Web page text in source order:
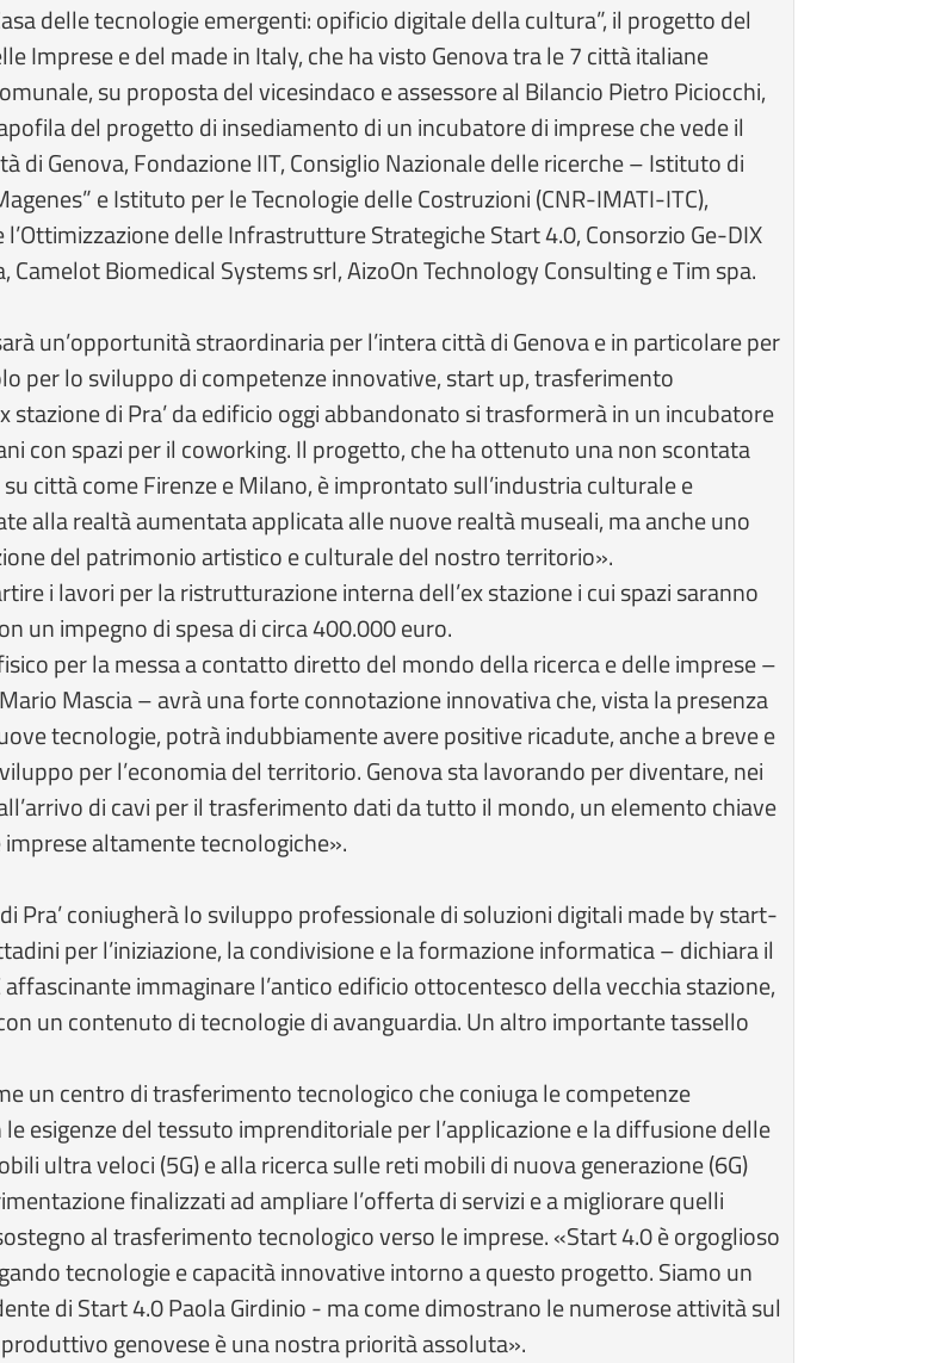
delle tecnologie emergenti: opificio digitale della cultura”, il progetto del
Imprese e del made in Italy, che ha visto Genova tra le 7 città italiane
su proposta del vicesindaco e assessore al Bilancio Pietro Piciocchi,
del progetto di insediamento di un incubatore di imprese che vede il
Genova, Fondazione IIT, Consiglio Nazionale delle ricerche – Istituto di
e Istituto per le Tecnologie delle Costruzioni (CNR-IMATI-ITC),
delle Infrastrutture Strategiche Start 4.0, Consorzio Ge-DIX
Camelot Biomedical Systems srl, AizoOn Technology Consulting e Tim spa.
un’opportunità straordinaria per l’intera città di Genova e in particolare per
per lo sviluppo di competenze innovative, start up, trasferimento
di Pra’ da edificio oggi abbandonato si trasformerà in un incubatore
con spazi per il coworking. Il progetto, che ha ottenuto una non scontata
città come Firenze e Milano, è improntato sull’industria culturale e
alla realtà aumentata applicata alle nuove realtà museali, ma anche uno
del patrimonio artistico e culturale del nostro territorio».
i lavori per la ristrutturazione interna dell’ex stazione i cui spazi saranno
un impegno di spesa di circa 400.000 euro.
per la messa a contatto diretto del mondo della ricerca e delle imprese –
Mascia – avrà una forte connotazione innovativa che, vista la presenza
tecnologie, potrà indubbiamente avere positive ricadute, anche a breve e
per l’economia del territorio. Genova sta lavorando per diventare, nei
di cavi per il trasferimento dati da tutto il mondo, un elemento chiave
altamente tecnologiche».
Pra’ coniugherà lo sviluppo professionale di soluzioni digitali made by start-
per l’iniziazione, la condivisione e la formazione informatica – dichiara il
immaginare l’antico edificio ottocentesco della vecchia stazione,
un contenuto di tecnologie di avanguardia. Un altro importante tassello
un centro di trasferimento tecnologico che coniuga le competenze
esigenze del tessuto imprenditoriale per l’applicazione e la diffusione delle
ultra veloci (5G) e alla ricerca sulle reti mobili di nuova generazione (6G)
finalizzati ad ampliare l’offerta di servizi e a migliorare quelli
al trasferimento tecnologico verso le imprese. «Start 4.0 è orgoglioso
tecnologie e capacità innovative intorno a questo progetto. Siamo un
di Start 4.0 Paola Girdinio - ma come dimostrano le numerose attività sul
genovese è una nostra priorità assoluta».